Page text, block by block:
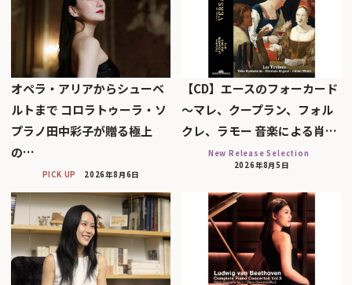
オペラ・アリアからシューベ
ルトまで コロラトゥーラ・ソ
プラノ田中彩子が贈る極上
の…
PICK UP 2026年8月6日
【CD】エースのフォーカード
～マレ、クープラン、フォル
クレ、ラモー 音楽による肖…
New Release Selection
2026年8月5日